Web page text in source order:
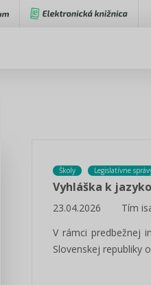
Školy Legislatívne
Vyhláška k
23.04.2026
Tím
V rámci predbežnej
Slovenskej republiky